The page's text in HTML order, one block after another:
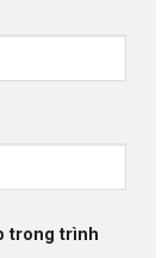
trong trình